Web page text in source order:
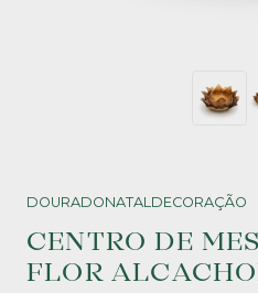
DOURADONATALDECORAÇÃO
CENTRO DE
FLOR